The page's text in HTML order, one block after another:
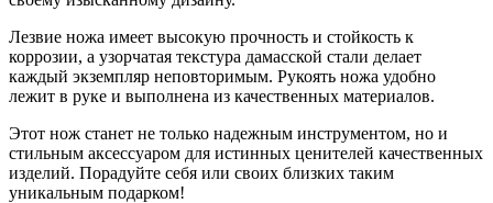
Лезвие ножа имеет высокую прочность и стойкость к
коррозии, а узорчатая текстура дамасской стали делает
каждый экземпляр неповторимым. Рукоять ножа удобно
лежит в руке и выполнена из качественных материалов.
Этот нож станет не только надежным инструментом, но и
стильным аксессуаром для истинных ценителей качественных
изделий. Порадуйте себя или своих близких таким
уникальным подарком!